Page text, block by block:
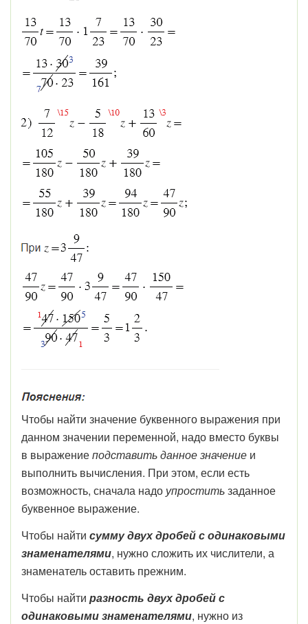
Чтобы найти значение буквенного выражения при
данном значении переменной, надо вместо буквы
в выражениеподставить данное значение и
выполнить вычисления. При этом, если есть
возможность, сначала надо упроститьзаданное
буквенное выражение.
Чтобы найти сумму двух дробей с одинаковыми
знаменателями, нужно сложить их числители, а
знаменатель оставить прежним.
Чтобы найти разность двух дробей с
одинаковыми знаменателями, нужно из